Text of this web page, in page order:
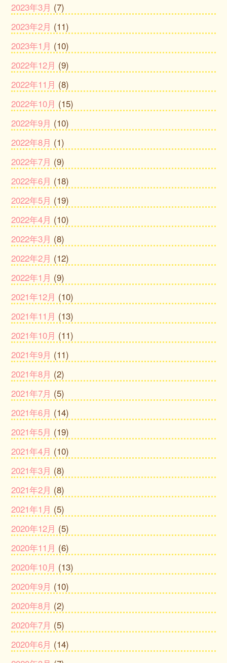
2023年3月 (7)
2023年2月 (11)
2023年1月 (10)
2022年12月 (9)
2022年11月 (8)
2022年10月 (15)
2022年9月 (10)
2022年8月 (1)
2022年7月 (9)
2022年6月 (18)
2022年5月 (19)
2022年4月 (10)
2022年3月 (8)
2022年2月 (12)
2022年1月 (9)
2021年12月 (10)
2021年11月 (13)
2021年10月 (11)
2021年9月 (11)
2021年8月 (2)
2021年7月 (5)
2021年6月 (14)
2021年5月 (19)
2021年4月 (10)
2021年3月 (8)
2021年2月 (8)
2021年1月 (5)
2020年12月 (5)
2020年11月 (6)
2020年10月 (13)
2020年9月 (10)
2020年8月 (2)
2020年7月 (5)
2020年6月 (14)